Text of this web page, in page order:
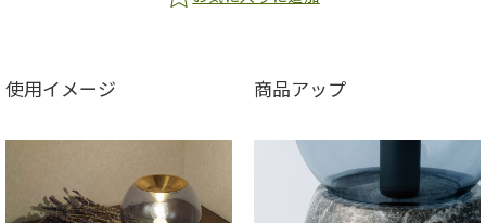
使用イメージ 商品アップ